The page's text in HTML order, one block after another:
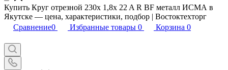
Купить Круг отрезной 230x 1,8x 22 A R BF металл ИСМА в
Якутске — цена, характеристики, подбор | Востоктехторг
Сравнение0 Избранные товары 0 Корзина 0